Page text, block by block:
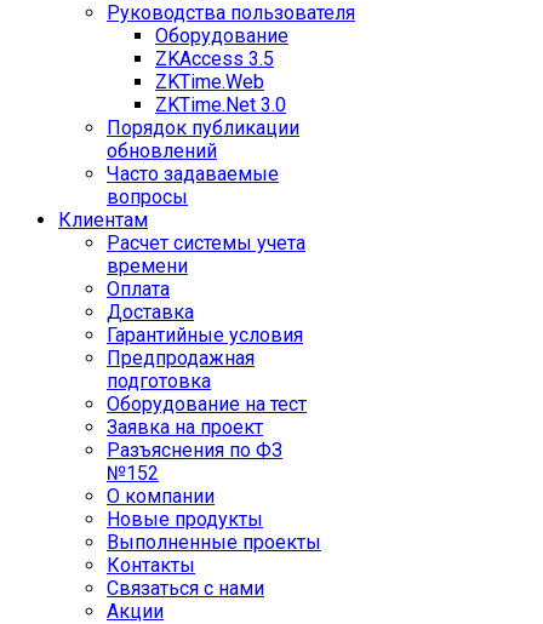
Руководства пользователя
Оборудование
ZKAccess 3.5
ZKTime.Web
ZKTime.Net 3.0
Порядок публикации
обновлений
Часто задаваемые
вопросы
Клиентам
Расчет системы учета
времени
Оплата
Доставка
Гарантийные условия
Предпродажная
подготовка
Оборудование на тест
Заявка на проект
Разъяснения по ФЗ
№152
О компании
Новые продукты
Выполненные проекты
Контакты
Связаться с нами
Акции